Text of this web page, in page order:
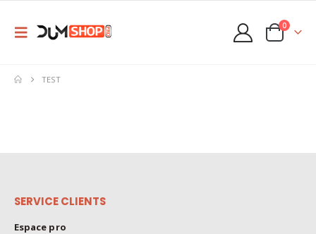
0
TEST
SERVICE CLIENTS
Espace pro